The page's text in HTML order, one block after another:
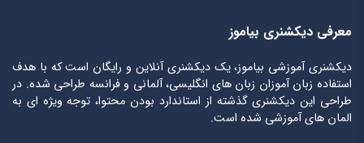
معرفی دیکشنری بیاموز
دیکشنری آموزشی بیاموز، یک دیکشنری آنلاین و رایگان است که با هدف
استفاده زبان آموزان زبان های انگلیسی، آلمانی و فرانسه طراحی شده. در
طراحی این دیکشنری گذشته از استاندارد بودن محتوا، توجه ویژه ای به
المان های آموزشی شده است.